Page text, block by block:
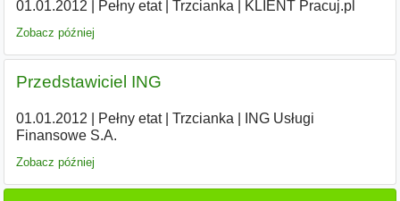
01.01.2012 Pełny etat| Trzcianka KLIENT Pracuj.pl
Zobacz później
Przedstawiciel ING
01.01.2012 Pełny etat| Trzcianka|
ING Usługi
Finansowe S.A.
Zobacz później